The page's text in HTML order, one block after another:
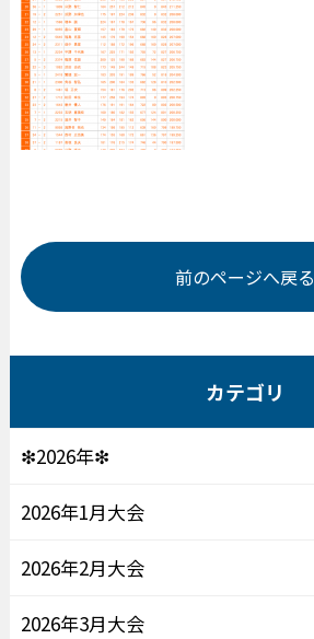
前のページへ戻る
カテゴリ
❇2026年❇
2026年1月大会
2026年2月大会
2026年3月大会